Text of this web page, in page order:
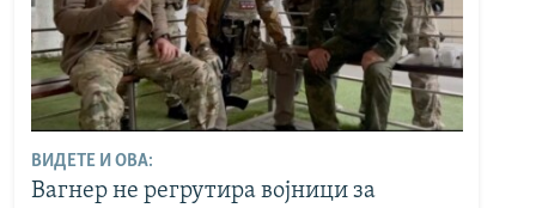
ВИДЕТЕ И ОВА:
Вагнер не регрутира војници за